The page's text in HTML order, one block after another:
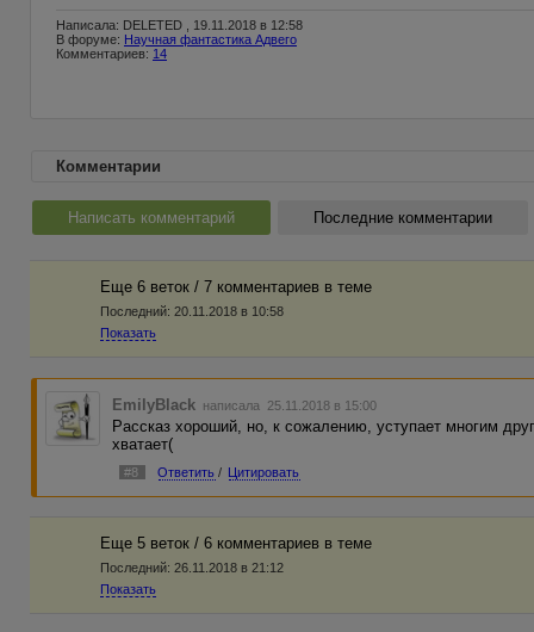
Написала: DELETED , 19.11.2018 в 12:58
В форуме: Научная фантастика Адвего
Комментариев: 14
Комментарии
Написать комментарий Последние комментарии
Еще 6 веток / 7 комментариев в темe
Последний: 20.11.2018 в 10:58
Показать
EmilyBlack написала 25.11.2018 в 15:00
Рассказ хороший, но, к сожалению, уступает многим
хватает(
#8 Ответить / Цитировать
Еще 5 веток / 6 комментариев в темe
Последний: 26.11.2018 в 21:12
Показать